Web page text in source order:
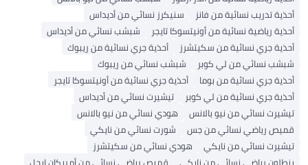
أحذية تدريب نسائية من فانز
سنيكرز نسائي من أديداس
أحذية رياضية نسائية من أونيتسوكا تايجر
شبشب نسائي من أديداس
أحذية جري نسائية من سكيتشرز
أحذية جري نسائية من ريبوك
شبشب نسائي من لي كوبر
شبشب نسائي من ريبوك
أحذية جري نسائية من بوما
أحذية جري نسائية من أونيتسوكا تايجر
أحذية جري نسائية من لي كوبر
تيشيرت نسائي من أديداس
تيشيرت نسائي من نيو بالانس
هودي نسائي من نيو بالانس
قميص رياضي نسائي من جس
شورت نسائي من نايكي
تيشيرت نسائي من نايكي
هودي نسائي من سكيتشرز